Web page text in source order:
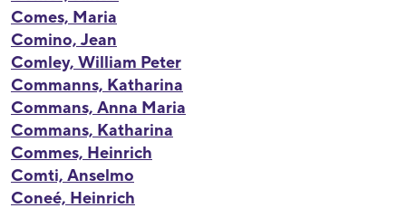
Comes, Maria
Comino, Jean
Comley, William Peter
Commanns, Katharina
Commans, Anna Maria
Commans, Katharina
Commes, Heinrich
Comti, Anselmo
Coneé, Heinrich